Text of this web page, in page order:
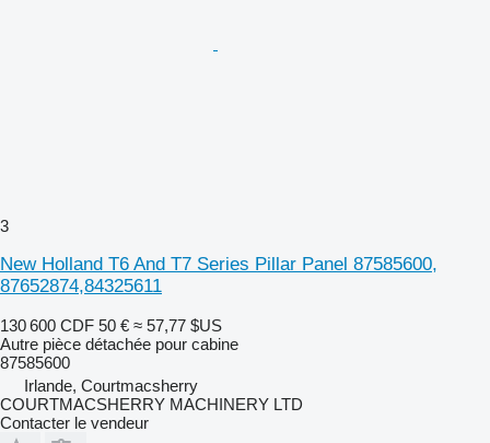
3
New Holland T6 And T7 Series Pillar Panel 87585600,
87652874,84325611
130 600 CDF 50 € ≈ 57,77 $US
Autre pièce détachée pour cabine
87585600
Irlande, Courtmacsherry
COURTMACSHERRY MACHINERY LTD
Contacter le vendeur